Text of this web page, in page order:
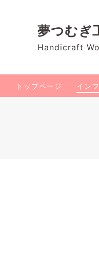
夢つむ
Handicraft
トップページ イン